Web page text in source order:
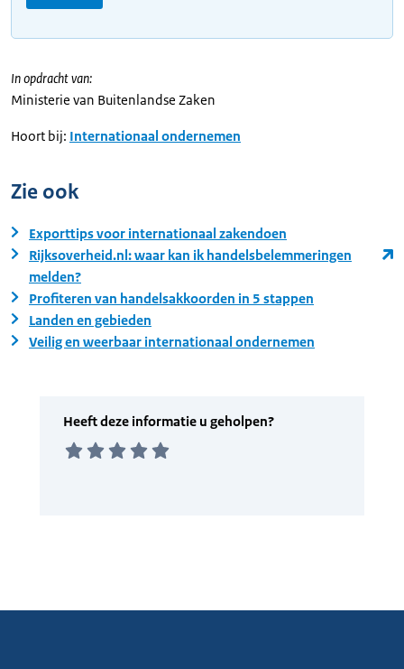
In opdracht van:
Ministerie van Buitenlandse Zaken
Hoort bij: Internationaal ondernemen
Zie ook
Exporttips voor internationaal zakendoen
Rijksoverheid.nl: waar kan ik handelsbelemmeringen
melden?
Profiteren van handelsakkoorden in 5 stappen
Landen en gebieden
Veilig en weerbaar internationaal ondernemen